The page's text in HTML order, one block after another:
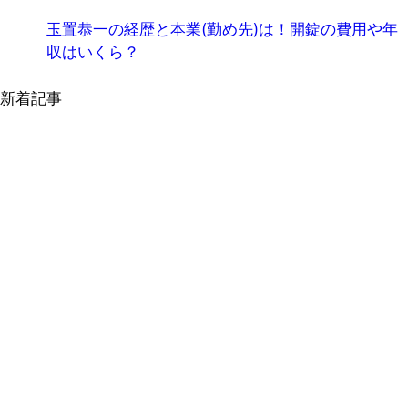
玉置恭一の経歴と本業(勤め先)は！開錠の費用や年
収はいくら？
新着記事